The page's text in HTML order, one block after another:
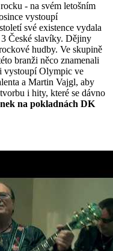
- na svém letošním
vystoupí
své existence vydala
České slavíky. Dějiny
hudby. Ve skupině
branži něco znamenali
vystoupí Olympic ve
a Martin Vajgl, aby
i hity, které se dávno
na pokladnách DK